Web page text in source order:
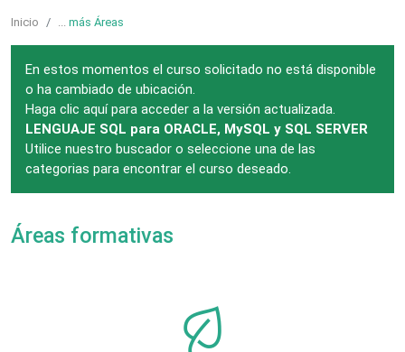
Inicio ... más Áreas
En estos momentos el curso solicitado no está disponible
o ha cambiado de ubicación.
Haga clic aquí para acceder a la versión actualizada.
LENGUAJE SQL para ORACLE, MySQL y SQL SERVER
Utilice nuestro buscador o seleccione una de las
categorias para encontrar el curso deseado.
Áreas formativas